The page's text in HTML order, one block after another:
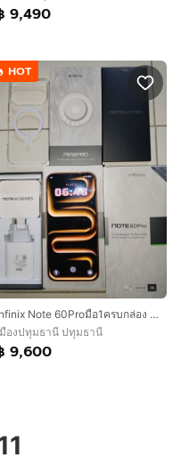
9,490
HOT
Infinix Note 60Proมือ1ครบกล่อง สีหายาก แถมชาร์จไร้สาย
มืองปทุมธานี ปทุมธานี
9,600